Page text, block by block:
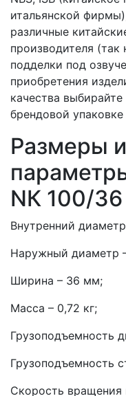
итальянской
различные
производителя
подделки под
приобретения
качества
брендовой
Размеры
NК 100/36
Внутренний
Наружный диаметр
Ширина – 36 мм;
Масса – 0,72 кг;
Грузоподъемность
Грузоподъемность
Скорость